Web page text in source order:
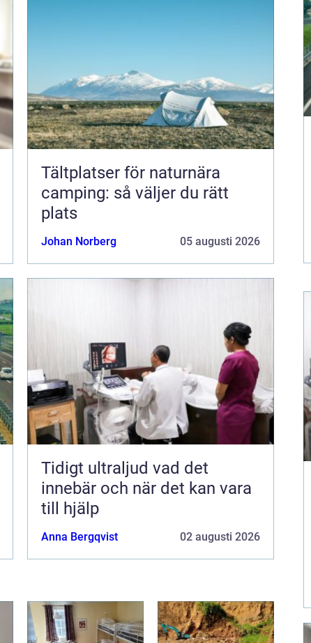
Tältplatser för naturnära
camping: så väljer du rätt
plats
Johan Norberg 05 augusti 2026
Tidigt ultraljud vad det
innebär och när det kan vara
till hjälp
Anna Bergqvist 02 augusti 2026